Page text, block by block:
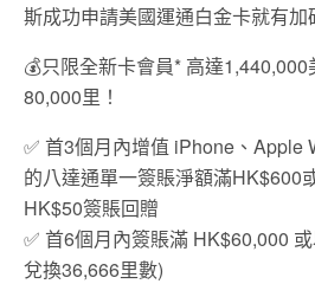
斯成功申請美國運通白金卡就有加
💰只限全新卡會員* 高達
80,000里！
✅ 首3個月內增值 iPhone、Apple
的八達通單一簽賬淨額滿HK$600
HK$50簽賬回贈
✅ 首6個月內簽賬滿 HK$60,000
兌換36,666里數)